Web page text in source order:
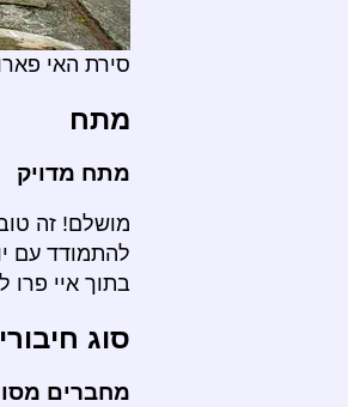
סירת האי
מתח
מתח מדויק
מושלם! זה
להתמודד עם
בתוך איי
סוג
מחברים